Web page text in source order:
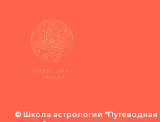
© Школа астрологии "Путеводная